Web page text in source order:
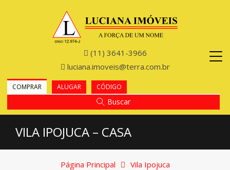
(11) 3641-3966
luciana.imoveis@terra.com.br
COMPRAR ALUGAR CÓDIGO
Buscar
VILA IPOJUCA – CASA
Página Principal Vila Ipojuca